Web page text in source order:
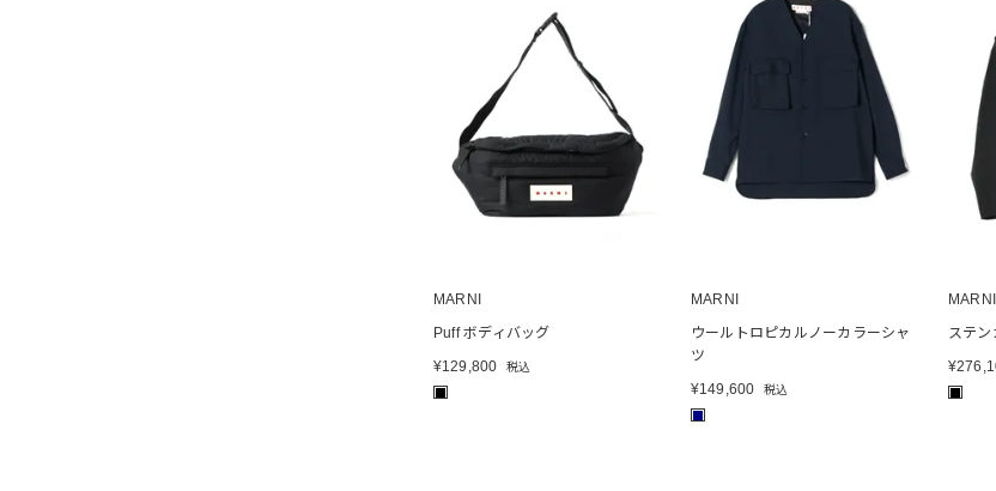
MARNI
Puff ボディバッグ
¥129,800 税込
■
MARNI
ウールトロピカルノーカラーシャ
ツ
¥149,600 税込
■
MARNI
ステン
¥
■